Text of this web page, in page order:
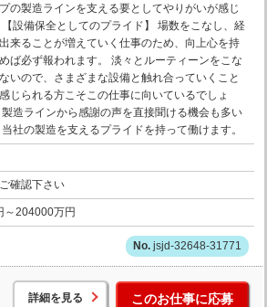
の製造ラインを支える要としてやりがいが感じ
【設備保全としてのプライド】 場数をこなし、経
来ることが増えていく仕事のため、向上心を持
ば必ず報われます。 淡々とルーティーンをこな
いので、さまざまな設備と触れ合っていくこと
じられる方こそこの仕事に向いているでしょ
製造ラインから感謝の声を直接聞ける機会も多い
当社の製造を支えるプライドを持って働けます。
確認下さい
～204000万円
jsjd-32648-31771
詳細を見る このお仕事に応募